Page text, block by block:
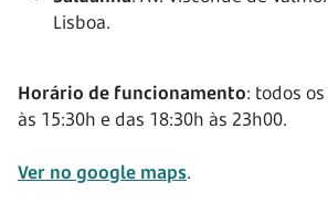
Lisboa.
Horário de funcionamento: todos
às 15:30h e das 18:30h às 23h00.
Ver no google maps.